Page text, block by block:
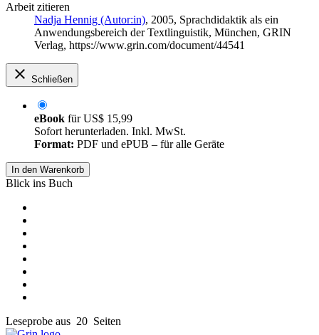
Arbeit zitieren
Nadja Hennig (Autor:in), 2005, Sprachdidaktik als ein
Anwendungsbereich der Textlinguistik, München, GRIN
Verlag, https://www.grin.com/document/44541
Schließen
eBook fürUS$ 15,99
Sofort herunterladen. Inkl. MwSt.
Format: PDF und ePUB – für alle Geräte
In den Warenkorb
Blick ins Buch
Leseprobe aus 20 Seiten